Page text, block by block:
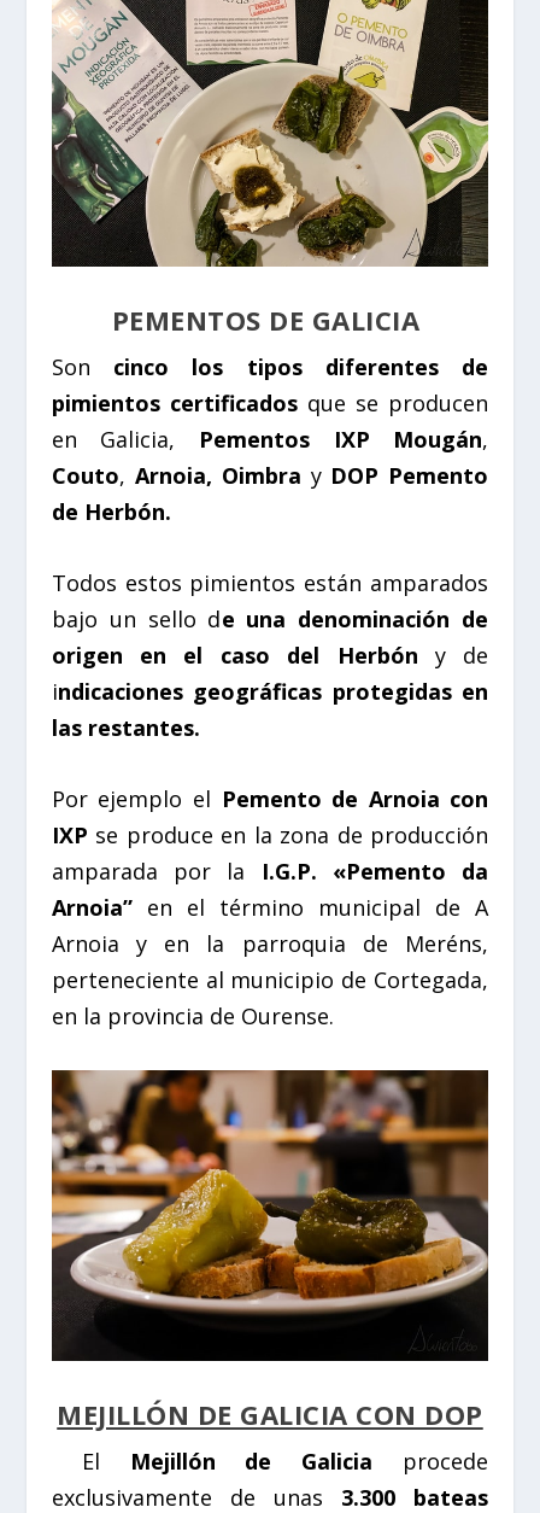
PEMENTOS DE GALICIA
Son cinco los tipos diferentes de
pimientos certificadosque se producen
en Galicia, Pementos IXP Mougán,
Couto, Arnoia, Oimbra y DOP Pemento
de Herbón.
Todos estos pimientos están amparados
bajo un sello de una denominación de
origen en el caso del Herbón y de
indicaciones geográficas protegidas en
las restantes.
Por ejemplo el Pemento de Arnoia con
IXP se produce en la zona de producción
amparada por la I.G.P. «Pemento da
Arnoia”en el término municipal de A
Arnoia y en la parroquia de Meréns,
perteneciente al municipio de Cortegada,
en la provincia de Ourense.
MEJILLÓN DE GALICIA CON DOP
El Mejillón de Galicia procede
exclusivamente de unas 3.300 bateas